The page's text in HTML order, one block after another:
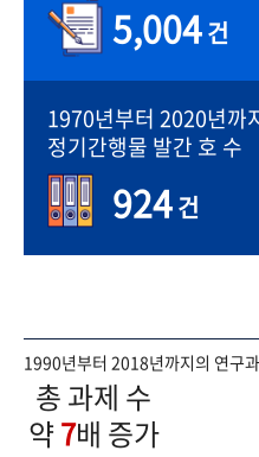
5,004건
1970년부터 2020년까
정기간행물 발간 호 수
924건
1990년부터 2018년까지의 연구
총 과제 수
약7배 증가